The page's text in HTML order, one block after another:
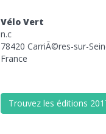
Vélo Vert
n.c
78420 CarriÃ©res-sur-
France
Trouvez les éditions